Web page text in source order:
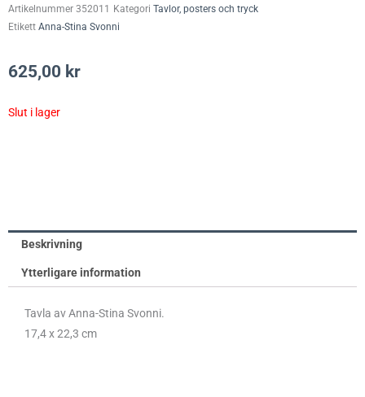
Artikelnummer 352011 Kategori Tavlor, posters och tryck
Etikett Anna-Stina Svonni
625,00 kr
Slut i lager
Beskrivning
Ytterligare information
Tavla av Anna-Stina Svonni.
17,4 x 22,3 cm